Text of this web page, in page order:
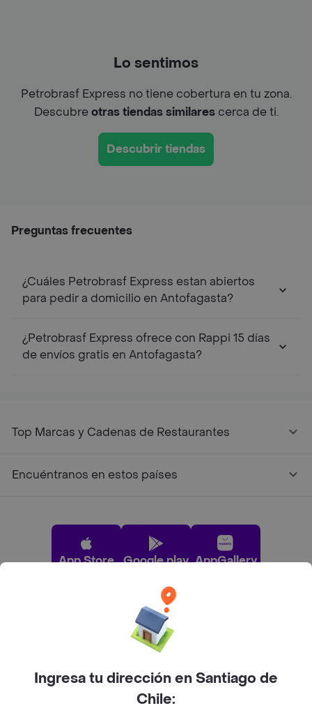
Lo sentimos
Petrobrasf Express no tiene cobertura en tu zona.
Descubreotras tiendas similarescerca de ti.
Descubrir tiendas
Preguntas frecuentes
¿Cuáles Petrobrasf Express estan abiertos
para pedir a domicilio en Antofagasta?
¿Petrobrasf Express ofrece con Rappi 15 días
de envíos gratis en Antofagasta?
Top Marcas y Cadenas de Restaurantes
Encuéntranos en estos países
App Store Google play AppGallery
Pide tu comida favorita cerca de ti
Categorías
Ingresa tu dirección en Santiago de
Chile: